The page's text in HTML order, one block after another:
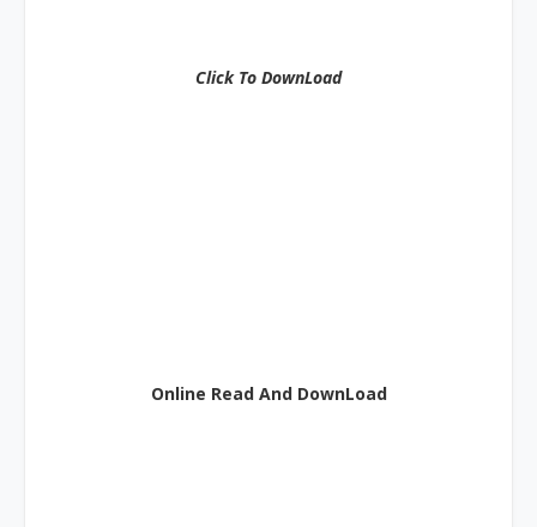
Click To DownLoad
Online Read And DownLoad